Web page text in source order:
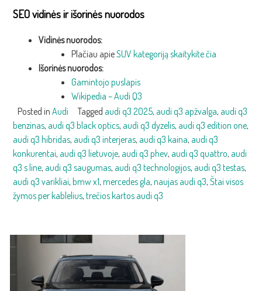
SEO vidinės ir išorinės nuorodos
Vidinės nuorodos:
Plačiau apieSUV kategoriją skaitykite čia
Išorinės nuorodos:
Gamintojo puslapis
Wikipedia – Audi Q3
Posted inAudi Tagged audi q3 2025, audi q3 apžvalga, audi q3
benzinas, audi q3 black optics, audi q3 dyzelis, audi q3 edition one,
audi q3 hibridas, audi q3 interjeras, audi q3 kaina, audi q3
konkurentai, audi q3 lietuvoje, audi q3 phev, audi q3 quattro, audi
q3 s line, audi q3 saugumas, audi q3 technologijos, audi q3 testas,
audi q3 varikliai,bmw x1,mercedes gla,naujas audi q3,Štai visos
žymos per kablelius,trečios kartos audi q3